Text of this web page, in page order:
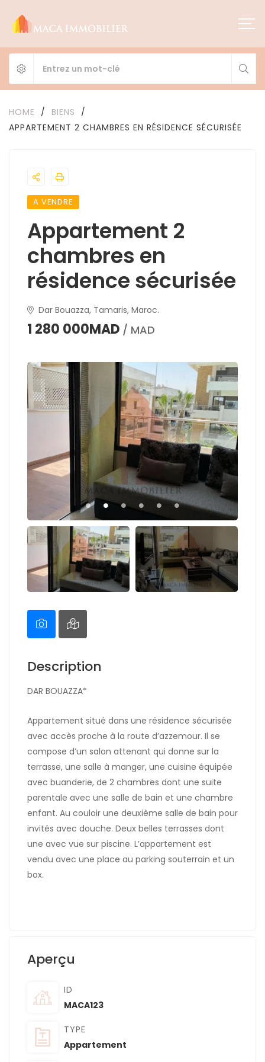
HOME / BIENS
/
APPARTEMENT 2 CHAMBRES EN RÉSIDENCE SÉCURISÉE
A VENDRE
Appartement 2
chambres en
résidence sécurisée
Dar Bouazza, Tamaris, Maroc.
1 280 000MAD / MAD
Description
DAR BOUAZZA*
Appartement situé dans une résidence sécurisée
avec accès proche à la route d’azzemour. Il se
compose d’un salon attenant qui donne sur la
terrasse, une salle à manger, une cuisine équipée
avec buanderie, de 2 chambres dont une suite
parentale avec une salle de bain et une chambre
enfant. Au couloir une deuxième salle de bain pour
invités avec douche. Deux belles terrasses dont
une avec vue sur piscine. L’appartement est
vendu avec une place au parking souterrain et un
box.
Aperçu
ID
MACA123
TYPE
Appartement